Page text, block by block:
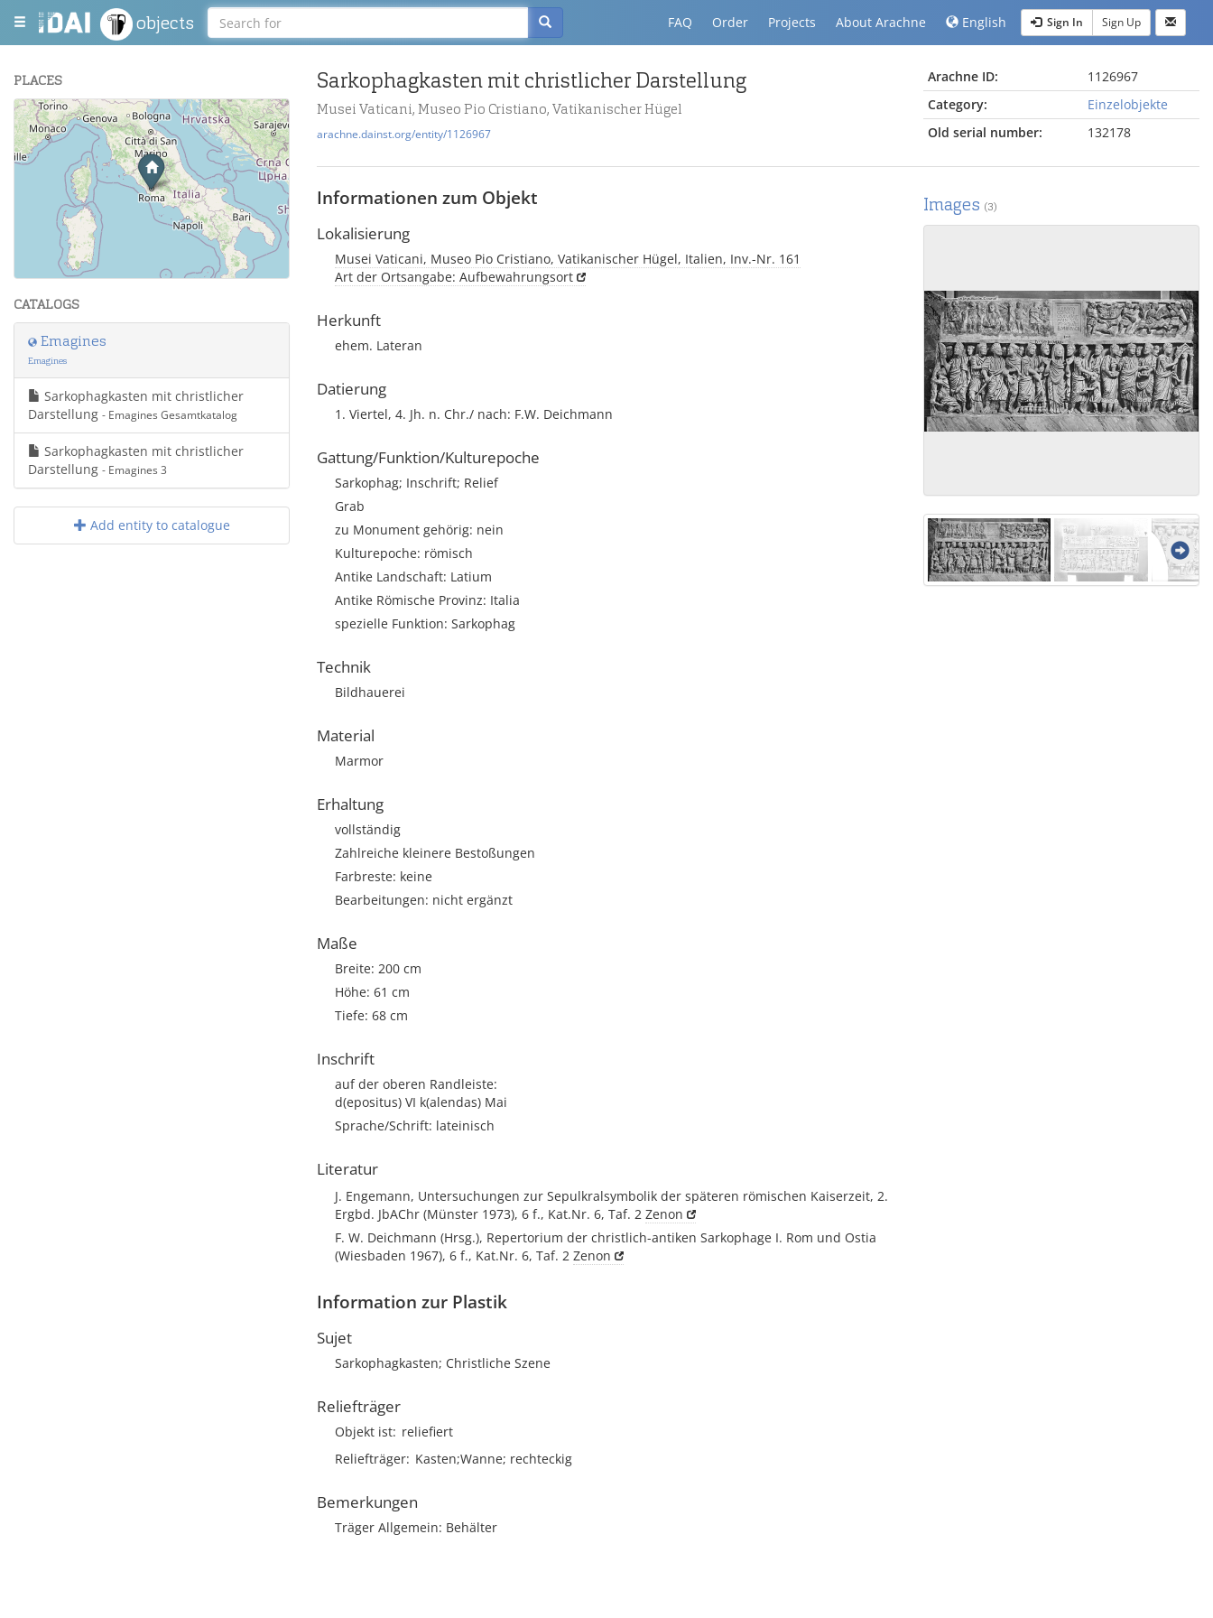
objects FAQ Order Projects About Arachne English Sign In Sign Up
PLACES
+
−
Leaflet | Maps and Data ©OpenStreetMap
CATALOGS
Emagines
Emagines
Sarkophagkasten mit christlicher
Darstellung - Emagines Gesamtkatalog
Sarkophagkasten mit christlicher
Darstellung - Emagines 3
Add entity to catalogue
Sarkophagkasten mit christlicher Darstellung
Musei Vaticani, Museo Pio Cristiano, Vatikanischer Hügel
arachne.dainst.org/entity/1126967
Arachne ID:
1126967
Category:
Einzelobjekte
Old serial number:
132178
Informationen zum Objekt
Lokalisierung
Musei Vaticani, Museo Pio Cristiano, Vatikanischer Hügel, Italien, Inv.-Nr. 161
Art der Ortsangabe: Aufbewahrungsort
Herkunft
ehem. Lateran
Datierung
1. Viertel, 4. Jh. n. Chr./ nach: F.W. Deichmann
Gattung/Funktion/Kulturepoche
Sarkophag; Inschrift; Relief
Grab
zu Monument gehörig: nein
Kulturepoche: römisch
Antike Landschaft: Latium
Antike Römische Provinz: Italia
spezielle Funktion: Sarkophag
Technik
Bildhauerei
Material
Marmor
Erhaltung
vollständig
Zahlreiche kleinere Bestoßungen
Farbreste: keine
Bearbeitungen: nicht ergänzt
Maße
Breite: 200 cm
Höhe: 61 cm
Tiefe: 68 cm
Inschrift
auf der oberen Randleiste:
d(epositus) VI k(alendas) Mai
Sprache/Schrift: lateinisch
Literatur
J. Engemann, Untersuchungen zur Sepulkralsymbolik der späteren römischen Kaiserzeit, 2.
Ergbd. JbAChr (Münster 1973), 6 f., Kat.Nr. 6, Taf. 2 Zenon
F. W. Deichmann (Hrsg.), Repertorium der christlich-antiken Sarkophage I. Rom und Ostia
(Wiesbaden 1967), 6 f., Kat.Nr. 6, Taf. 2 Zenon
Information zur Plastik
Sujet
Sarkophagkasten; Christliche Szene
Reliefträger
Objekt ist reliefiert
Reliefträger Kasten;Wanne; rechteckig
Bemerkungen
Träger Allgemein: Behälter
Images (3)